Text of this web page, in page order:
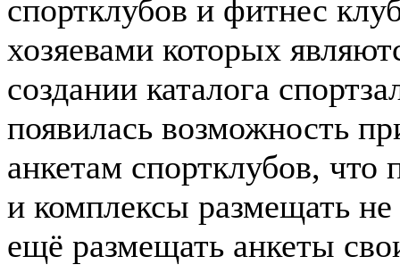
спортклубов и фитнес
хозяевами которых
создании каталога
появилась возможность
анкетам спортклубов,
и комплексы размещать
ещё размещать анкеты